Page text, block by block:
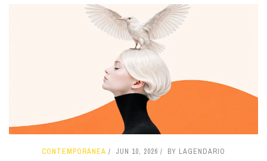
CONTEMPORÁNEA JUN 10, 2026 BY LAGENDARIO